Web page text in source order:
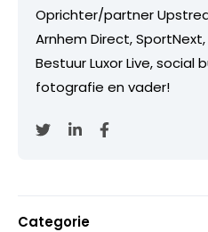
Oprichter/partner
Arnhem Direct, SportNext,
Bestuur Luxor Live, social
fotografie en vader!
Categorie